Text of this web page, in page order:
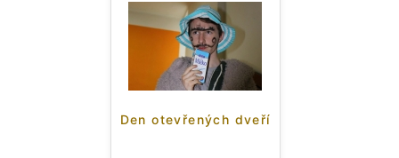
Den otevřených dveří